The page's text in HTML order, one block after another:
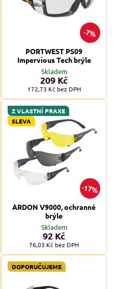
7%
PORTWEST PS09
Impervious Tech brýle
Skladem
209 Kč
172,73 Kč bez DPH
17%
Z VLASTNÍ PRAXE
SLEVA
ARDON V9000, ochranné
brýle
Skladem
92 Kč
76,03 Kč bez DPH
DOPORUČUJEME